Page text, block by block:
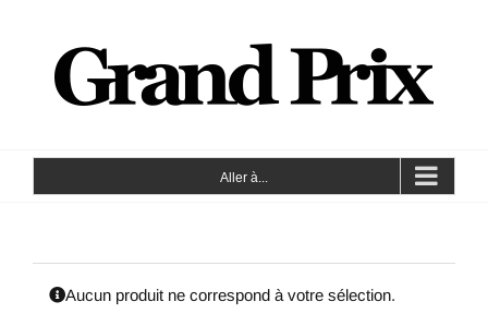
Aller à...
Aucun produit ne correspond à votre sélection.